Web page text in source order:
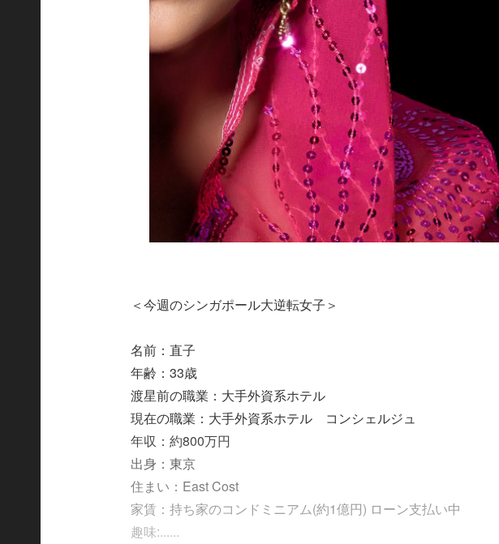
＜今週のシンガポール大逆転女子＞
名前：直子
年齢：33歳
渡星前の職業：大手外資系ホテル
現在の職業：大手外資系ホテル コンシェルジュ
年収：約800万円
出身：東京
住まい：East Cost
家賃：持ち家のコンドミニアム(約1億円) ローン支払い中
趣味:......